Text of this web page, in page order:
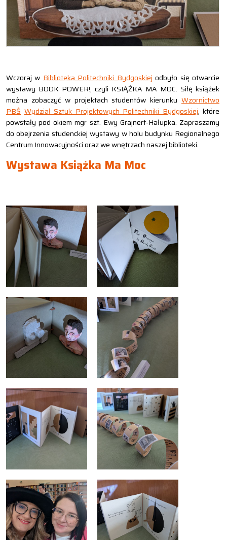
Wczoraj w Biblioteka Politechniki Bydgoskiej odbyło się otwarcie
wystawy BOOK POWER!, czyli KSIĄŻKA MA MOC. Siłę książek
można zobaczyć w projektach studentów kierunku Wzornictwo
PBŚ Wydział Sztuk Projektowych Politechniki Bydgoskiej, które
powstały pod okiem mgr szt. Ewy Grajnert-Hałupka. Zapraszamy
do obejrzenia studenckiej wystawy w holu budynku Regionalnego
Centrum Innowacyjności oraz we wnętrzach naszej biblioteki.
Wystawa Książka Ma Moc